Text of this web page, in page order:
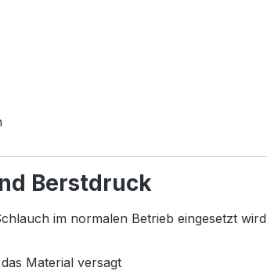
Berstdruck
im normalen Betrieb eingesetzt wird
Material versagt